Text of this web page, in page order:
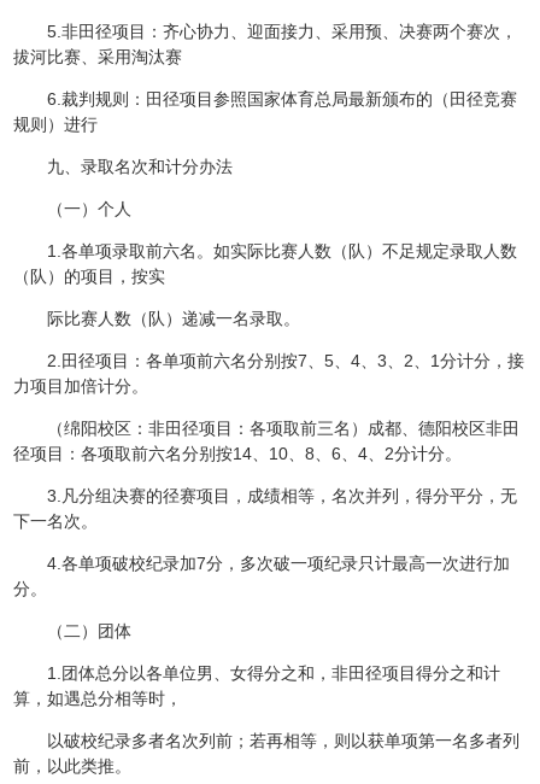
5.非田径项目：齐心协力、迎面接力、采用预、决赛两个赛次，
拔河比赛、采用淘汰赛
6.裁判规则：田径项目参照国家体育总局最新颁布的（田径竞赛
规则）进行
九、录取名次和计分办法
（一）个人
1.各单项录取前六名。如实际比赛人数（队）不足规定录取人数
（队）的项目，按实
际比赛人数（队）递减一名录取。
2.田径项目：各单项前六名分别按7、5、4、3、2、1分计分，接
力项目加倍计分。
（绵阳校区：非田径项目：各项取前三名）成都、德阳校区非田
径项目：各项取前六名分别按14、10、8、6、4、2分计分。
3.凡分组决赛的径赛项目，成绩相等，名次并列，得分平分，无
下一名次。
4.各单项破校纪录加7分，多次破一项纪录只计最高一次进行加
分。
（二）团体
1.团体总分以各单位男、女得分之和，非田径项目得分之和计
算，如遇总分相等时，
以破校纪录多者名次列前；若再相等，则以获单项第一名多者列
前，以此类推。